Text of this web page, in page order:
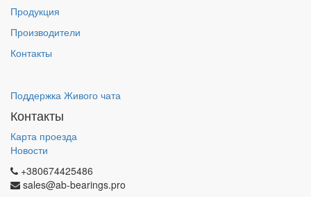
Продукция
Производители
Контакты
Поддержка Живого чата
Контакты
Карта проезда
Новости
+380674425486
sales@ab-bearings.pro